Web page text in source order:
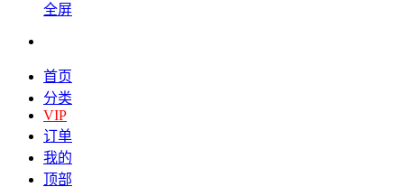
全屏
首页
分类
VIP
订单
我的
顶部